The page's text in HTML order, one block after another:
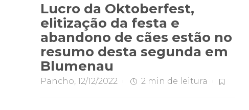
Lucro da Oktoberfest,
elitização da festa e
abandono de cães estão no
resumo desta segunda em
Blumenau
Pancho, 12/12/2022 2 min de leitura